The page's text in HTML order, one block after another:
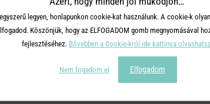
ÜGYFÉLSZOLGÁLAT
legyen, honlapunkon cookie-kat használunk. A cookie-k
Köszönjük, hogy az ELFOGADOM gomb megnyomásával
fejlesztéséhez. Bővebben a Cookie-król ide kattinva
Nem fogadom el Elfogadom